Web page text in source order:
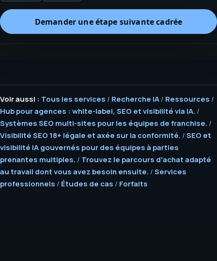
Demander une étape suivante cadrée
Voir aussi : Tous les services / Recherche IA / Ressources /
Hub pour agences : white-label, SEO et visibilité via IA. /
Systèmes SEO multi-sites pour les équipes de franchise. /
Visibilité SEO 18+ légale et axée sur la conformité. / SEO et
visibilité IA gouvernés pour des équipes à parties
prenantes multiples. / Trouvez le parcours d'achat adapté
au travail dont vous avez besoin ensuite. / Services
professionnels / Études de cas / Forfaits